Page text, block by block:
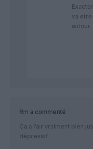
va
autour.
Rm a commenté :
Ca a l’air vraiment bien
dépressif